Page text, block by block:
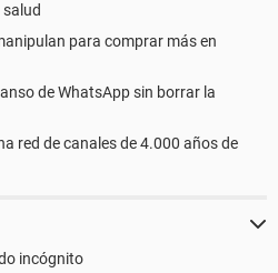
para comprar más en
de WhatsApp sin borrar la
red de canales de 4.000 años de
incógnito